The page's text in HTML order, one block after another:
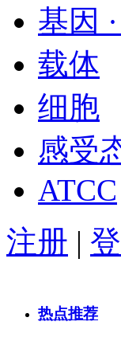
基因
载体
细胞
感受
ATCC
注册 |
热点推荐